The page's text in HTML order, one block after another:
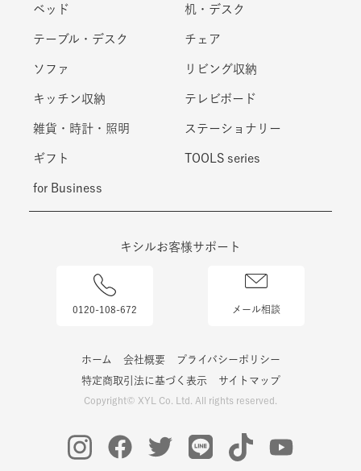
ベッド 机・デスク
テーブル・デスク チェア
ソファ リビング収納
キッチン収納 テレビボード
雑貨・時計・照明 ステーショナリー
ギフト TOOLS series
for Business
キシルお客様サポート
0120-108-672 メール相談
ホーム 会社概要
プライバシーポリシー
特定商取引法に基づく表示
サイトマップ
Copyright© XYL Co. Ltd. All rights reserved.